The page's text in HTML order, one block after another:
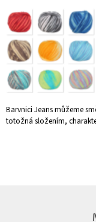
Zapletený
poukaz
Kurzy,
workshopy
Návody
Napište
nám
Barvnici Jeans můžeme
totožná složením,